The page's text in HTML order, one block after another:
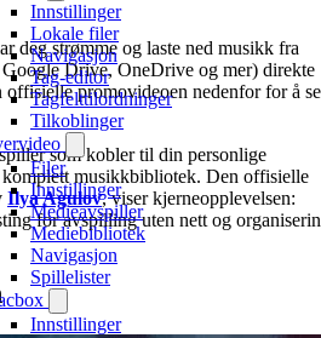
Innstillinger
Lokale filer
Navigasjon
Tag-editor
Tagfelttilordninger
Tilkoblinger
Filer
Innstillinger
Medieavspiller
Mediebibliotek
Navigasjon
Spillelister
Innstillinger
deg strømme og laste ned musikk fra
Drive, OneDrive og mer) direkte
offisielle promovideoen nedenfor for å se
som kobler til din personlige
musikkbibliotek. Den offisielle
Ilya Agulov, viser kjerneopplevelsen:
for avspilling uten nett og